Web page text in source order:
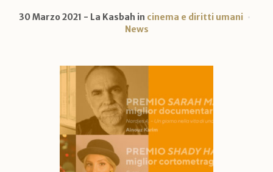
30 Marzo 2021 La Kasbah in cinema e diritti umani
News